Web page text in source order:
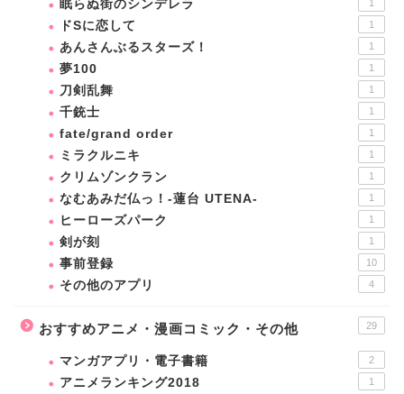
眠らぬ街のシンデレラ 1
ドSに恋して 1
あんさんぶるスターズ！ 1
夢100 1
刀剣乱舞 1
千銃士 1
fate/grand order 1
ミラクルニキ 1
クリムゾンクラン 1
なむあみだ仏っ！-蓮台 UTENA- 1
ヒーローズパーク 1
剣が刻 1
事前登録 10
その他のアプリ 4
おすすめアニメ・漫画コミック・その他 29
マンガアプリ・電子書籍 2
アニメランキング2018 1